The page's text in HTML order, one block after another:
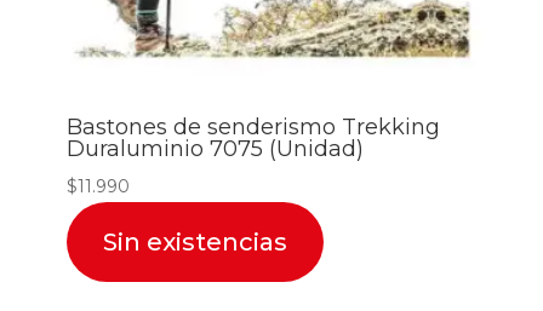
Bastones de senderismo Trekking
Duraluminio 7075 (Unidad)
$11.990
Sin existencias